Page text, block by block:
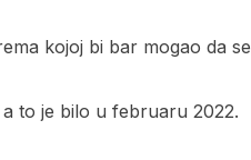
kojoj bi bar mogao da se
to je bilo u februaru 2022.